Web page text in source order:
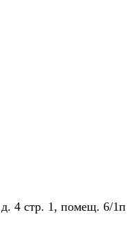
4 стр. 1, помещ. 6/1п